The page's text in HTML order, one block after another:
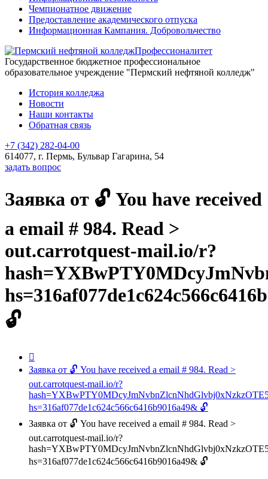
Чемпионатное движение
Предоставление академического отпуска
Информационная Кампания. Добровольчество
Профессионалитет
Государственное бюджетное профессиональное
образовательное учреждение "Пермский нефтяной колледж"
История колледжа
Новости
Наши контакты
Обратная связь
+7 (342) 282-04-00
614077, г. Пермь, Бульвар Гагарина, 54
задать вопрос
Заявка от 🔓 You have received
a email # 984. Read >
out.carrotquest-mail.io/r?
🔓
Заявка от 🔓 You have received a email # 984. Read >
out.carrotquest-mail.io/r?
hs=316af077de1c624c566c6416b9016a49& 🔓
Заявка от 🔓 You have received a email # 984. Read >
out.carrotquest-mail.io/r?
hs=316af077de1c624c566c6416b9016a49& 🔓